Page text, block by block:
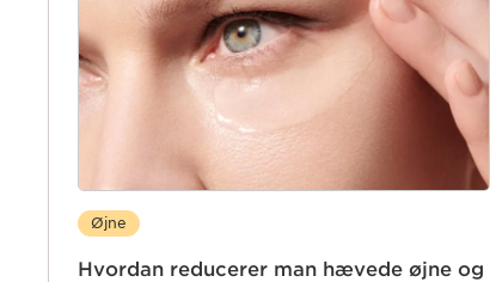
Øjne
Hvordan reducerer man hævede øjne og